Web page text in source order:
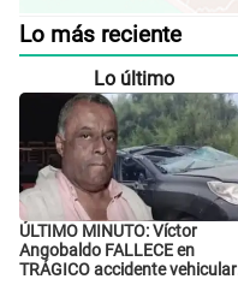
Lo más reciente
Lo último
ÚLTIMO MINUTO: Víctor
Angobaldo FALLECE en
TRÁGICO accidente vehicular